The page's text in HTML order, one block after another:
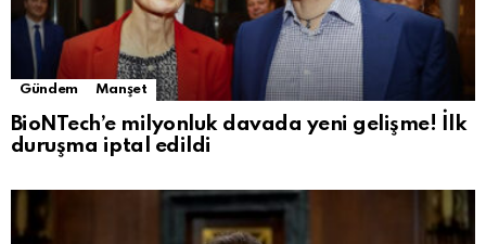
Gündem Manşet
BioNTech’e milyonluk davada yeni gelişme! İlk
duruşma iptal edildi